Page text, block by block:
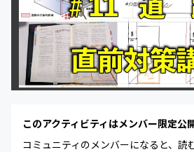
このアクティビティはメンバー限定公
コミュニティのメンバーになると、読